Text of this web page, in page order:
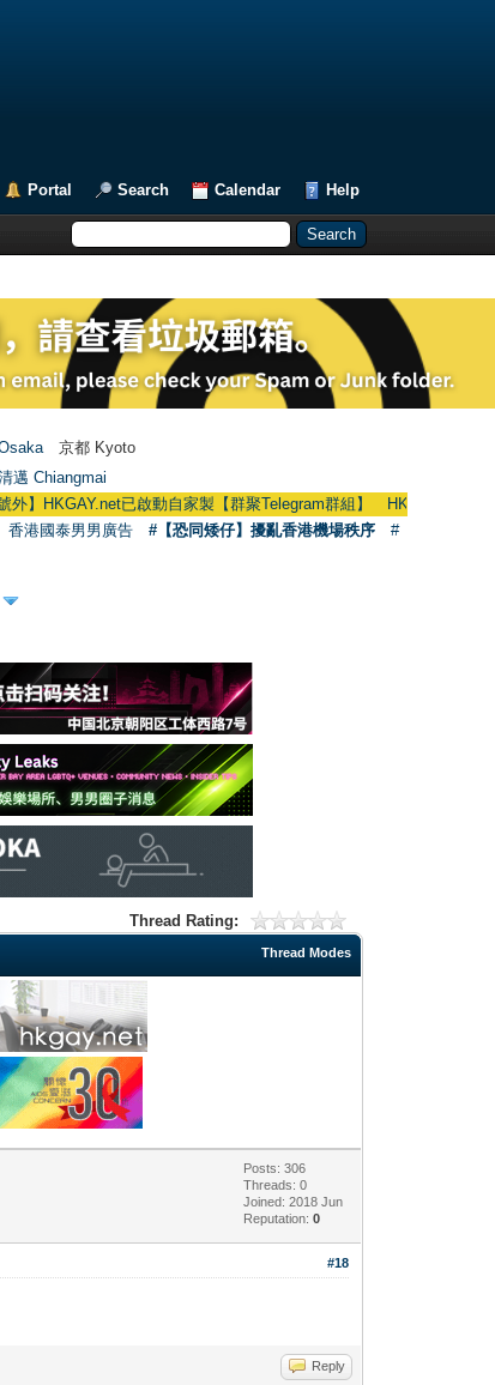
Portal Search Calendar Help
京都 Kyoto
邁 Chiangmai
已啟動自家製【群聚Telegram群組】 HKGAY.net has
香港國泰男男廣告 #【恐同矮仔】擾亂香港機場秩序
#
Thread Rating:
Thread Modes
Posts: 306
Threads: 0
Joined: 2018 Jun
Reputation:0
#18
Reply